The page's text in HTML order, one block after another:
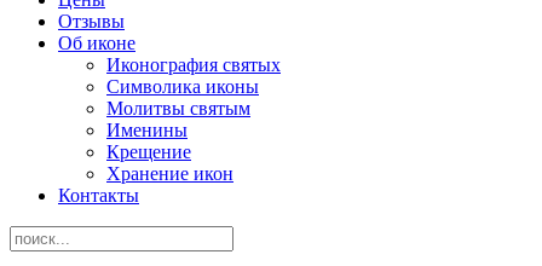
Отзывы
Об иконе
Иконография святых
Символика иконы
Молитвы святым
Именины
Крещение
Хранение икон
Контакты